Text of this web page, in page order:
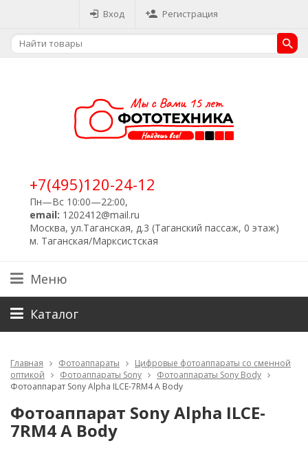
Вход Регистрация
+7(495)120-24-12
Пн—Вс 10:00—22:00,
email: 1202412@mail.ru
Москва, ул.Таганская, д.3 (Таганский пассаж, 0 этаж)
м. Таганская/Марксистская
Меню
Каталог
Главная Фотоаппараты
Цифровые фотоаппараты со сменной
оптикой
Фотоаппараты Sony
Фотоаппараты Sony Body
Фотоаппарат Sony Alpha ILCE-7RM4 A Body
Фотоаппарат Sony Alpha ILCE-
7RM4 A Body